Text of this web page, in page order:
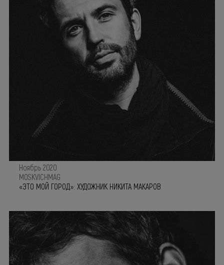
Ноябрь 2020
MOSKVICHMAG
«ЭТО МОЙ ГОРОД»: ХУДОЖНИК НИКИТА МАКАРОВ